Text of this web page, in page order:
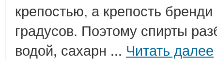
крепостью, а крепость
градусов. Поэтому спирты
водой, сахарн ... Читать далее